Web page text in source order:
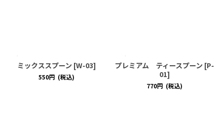
ミックススプーン [W-03]
550円 (税込)
プレミアム ティースプーン [P-
01]
770円 (税込)